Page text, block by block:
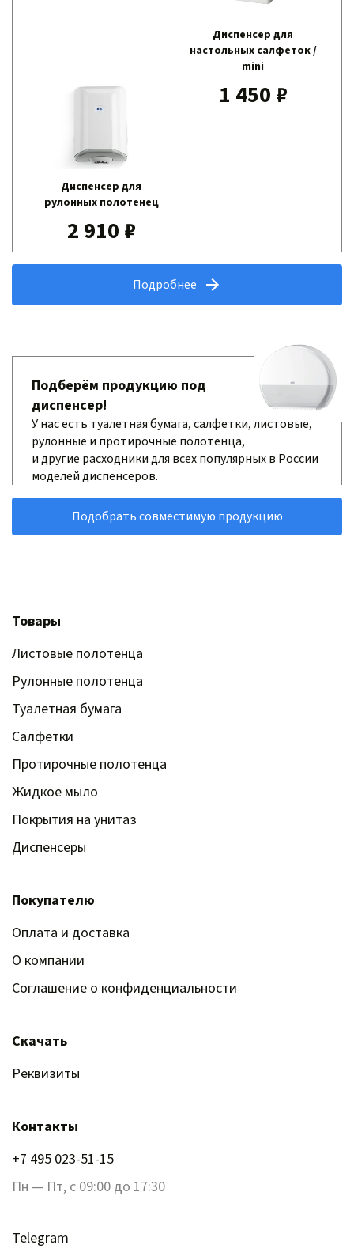
Подробнее
Диспенсер для
настольных салфеток /
mini
1 450 ₽
Диспенсер для
рулонных полотенец
2 910 ₽
Подберём продукцию под
диспенсер!
У нас есть туалетная бумага, салфетки, листовые,
рулонные и протирочные полотенца,
и другие расходники для всех популярных в России
моделей диспенсеров.
Подобрать совместимую продукцию
Товары
Листовые полотенца
Рулонные полотенца
Туалетная бумага
Салфетки
Протирочные полотенца
Жидкое мыло
Покрытия на унитаз
Диспенсеры
Покупателю
Оплата и доставка
О компании
Соглашение о конфиденциальности
Скачать
Реквизиты
Контакты
+7 495 023-51-15
Пн — Пт, с 09:00 до 17:30
Telegram